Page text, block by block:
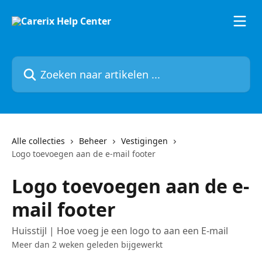
Zoeken naar artikelen ...
Alle collecties Beheer
Vestigingen
Logo toevoegen aan de e-mail footer
Logo toevoegen aan de e-
mail footer
Huisstijl | Hoe voeg je een logo to aan een E-mail
Meer dan 2 weken geleden bijgewerkt